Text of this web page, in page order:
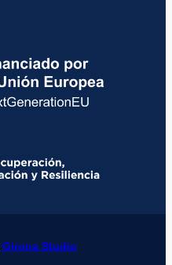
Girona Studio